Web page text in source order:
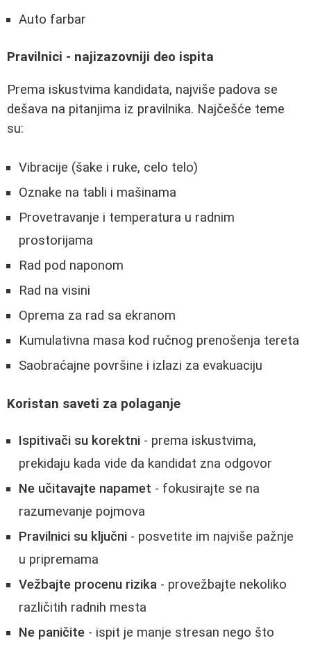
Auto farbar
Pravilnici - najizazovniji deo ispita
Prema iskustvima kandidata, najviše padova se
dešava na pitanjima iz pravilnika. Najčešće teme
su:
Vibracije (šake i ruke, celo telo)
Oznake na tabli i mašinama
Provetravanje i temperatura u radnim
prostorijama
Rad pod naponom
Rad na visini
Oprema za rad sa ekranom
Kumulativna masa kod ručnog prenošenja tereta
Saobraćajne površine i izlazi za evakuaciju
Koristan saveti za polaganje
Ispitivači su korektni - prema iskustvima,
prekidaju kada vide da kandidat zna odgovor
Ne učitavajte napamet - fokusirajte se na
razumevanje pojmova
Pravilnici su ključni - posvetite im najviše pažnje
u pripremama
Vežbajte procenu rizika - provežbajte nekoliko
različitih radnih mesta
Ne paničite - ispit je manje stresan nego što